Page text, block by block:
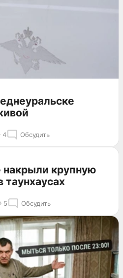
4 Обсудить
накрыли крупную
5 Обсудить